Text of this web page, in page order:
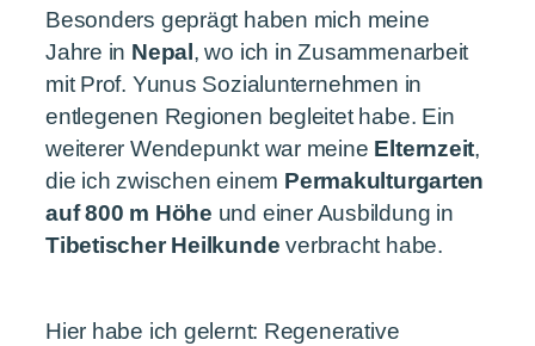
Besonders geprägt haben mich meine
Jahre in Nepal , wo ich in Zusammenarbeit
mit Prof. Yunus Sozialunternehmen in
entlegenen Regionen begleitet habe. Ein
weiterer Wendepunkt war meine Elternzeit,
die ich zwischen einem Permakulturgarten
auf 800 m Höhe und einer Ausbildung in
Tibetischer Heilkunde verbracht habe.
Hier habe ich gelernt: Regenerative